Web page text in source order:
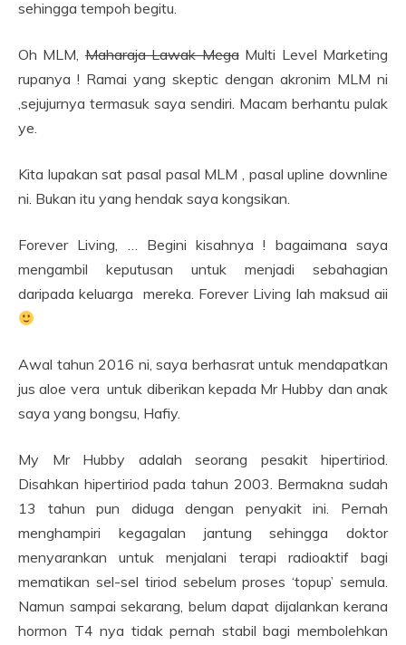
sehingga tempoh begitu.
Oh MLM,Maharaja Lawak MegaMulti Level Marketing
rupanya ! Ramai yang skeptic dengan akronim MLM ni
,sejujurnya termasuk saya sendiri. Macam berhantu pulak
ye.
Kita lupakan sat pasal pasal MLM , pasal upline downline
ni. Bukan itu yang hendak saya kongsikan.
Forever Living, … Begini kisahnya ! bagaimana saya
mengambil keputusan untuk menjadi sebahagian
daripada keluarga mereka. Forever Living lah maksud aii
Awal tahun 2016 ni, saya berhasrat untuk mendapatkan
jus aloe vera untuk diberikan kepada Mr Hubby dan anak
saya yang bongsu, Hafiy.
My Mr Hubby adalah seorang pesakit hipertiriod.
Disahkan hipertiriod pada tahun 2003. Bermakna sudah
13 tahun pun diduga dengan penyakit ini. Pernah
menghampiri kegagalan jantung sehingga doktor
menyarankan untuk menjalani terapi radioaktif bagi
mematikan sel-sel tiriod sebelum proses ‘topup’ semula.
Namun sampai sekarang, belum dapat dijalankan kerana
hormon T4 nya tidak pernah stabil bagi membolehkan